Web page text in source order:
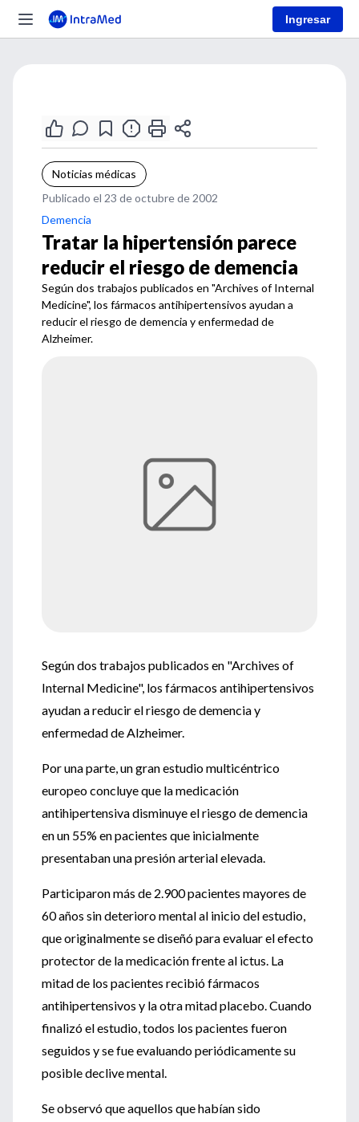
Ingresar
Noticias médicas
Publicado el 23 de octubre de 2002
Demencia
Tratar la hipertensión parece
reducir el riesgo de demencia
Según dos trabajos publicados en "Archives of Internal
Medicine", los fármacos antihipertensivos ayudan a
reducir el riesgo de demencia y enfermedad de
Alzheimer.
Según dos trabajos publicados en "Archives of
Internal Medicine", los fármacos antihipertensivos
ayudan a reducir el riesgo de demencia y
enfermedad de Alzheimer.
Por una parte, un gran estudio multicéntrico
europeo concluye que la medicación
antihipertensiva disminuye el riesgo de demencia
en un 55% en pacientes que inicialmente
presentaban una presión arterial elevada.
Participaron más de 2.900 pacientes mayores de
60 años sin deterioro mental al inicio del estudio,
que originalmente se diseñó para evaluar el efecto
protector de la medicación frente al ictus. La
mitad de los pacientes recibió fármacos
antihipertensivos y la otra mitad placebo. Cuando
finalizó el estudio, todos los pacientes fueron
seguidos y se fue evaluando periódicamente su
posible declive mental.
Se observó que aquellos que habían sido